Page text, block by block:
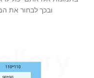
ובכך לבחור את